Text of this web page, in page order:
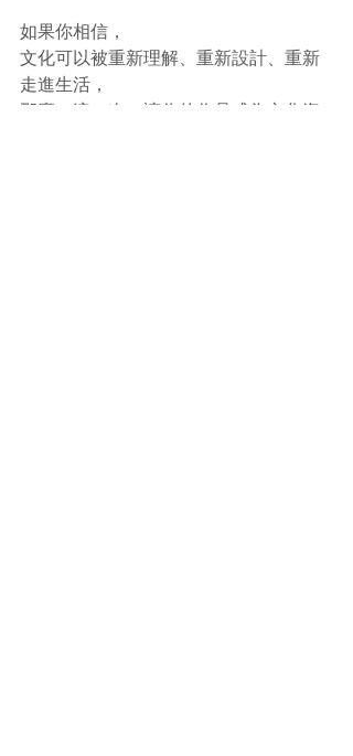
如果你相信，
文化可以被重新理解、重新設計、重新
走進生活，
那麼，這一次，讓你的作品成為文化資